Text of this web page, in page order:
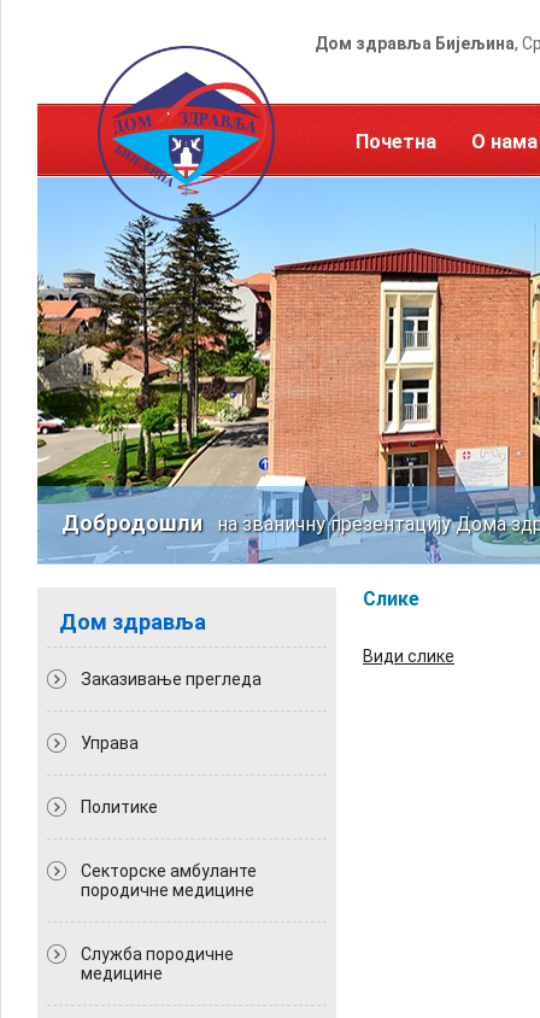
Дом здравља Бијељина,
Почетна О нама
Добродошлина званичну презентацију Дома
Дом здравља
Заказивање прегледа
Управа
Политикe
Секторске амбуланте
породичне медицине
Служба породичне
медицине
Слике
Види слике